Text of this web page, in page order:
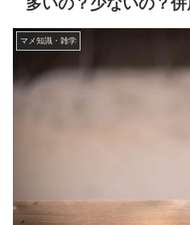
マメ知識・雑学